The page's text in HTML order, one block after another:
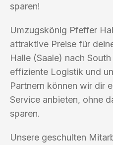
sparen!
Umzugskönig Pfeffer
attraktive Preise für
Halle (Saale) nach
effiziente Logistik und
Partnern können wir dir
Service anbieten, ohne
sparen.
Unsere geschulten